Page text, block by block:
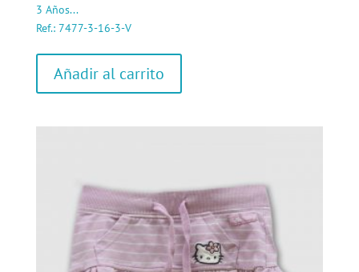
3 Años...
Ref.: 7477-3-16-3-V
Añadir al carrito